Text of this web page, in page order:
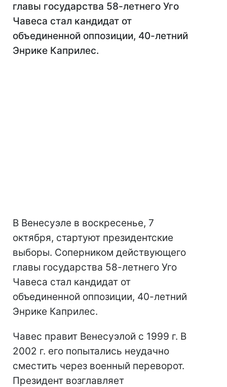
главы государства 58-летнего Уго
Чавеса стал кандидат от
объединенной оппозиции, 40-летний
Энрике Каприлес.
В Венесуэле в воскресенье, 7
октября, стартуют президентские
выборы. Соперником действующего
главы государства 58-летнего Уго
Чавеса стал кандидат от
объединенной оппозиции, 40-летний
Энрике Каприлес.
Чавес правит Венесуэлой с 1999 г. В
2002 г. его попытались неудачно
сместить через военный переворот.
Президент возглавляет